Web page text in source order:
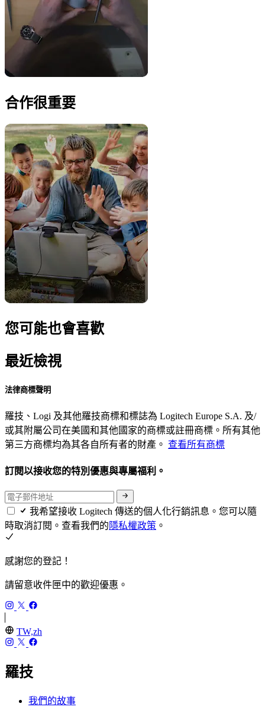
合作很重要
您可能也會喜歡
最近檢視
法律商標聲明
羅技、Logi 及其他羅技商標和標誌為 Logitech Europe S.A. 及/
或其附屬公司在美國和其他國家的商標或註冊商標。所有其他
第三方商標均為其各自所有者的財產。 查看所有商標
訂閱以接收您的特別優惠與專屬福利。
我希望接收 Logitech 傳送的個人化行銷訊息。您可以隨
時取消訂閱。查看我們的隱私權政策 。
感謝您的登記！
請留意收件匣中的歡迎優惠。
TW,zh
羅技
我們的故事